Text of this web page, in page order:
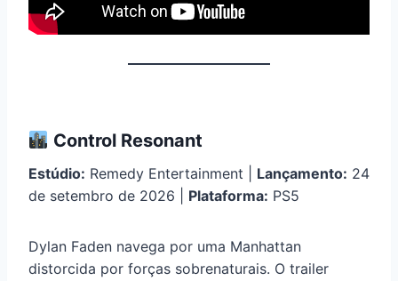
Control Resonant
Estúdio: Remedy Entertainment | Lançamento: 24
de setembro de 2026 | Plataforma: PS5
Dylan Faden navega por uma Manhattan
distorcida por forças sobrenaturais. O trailer